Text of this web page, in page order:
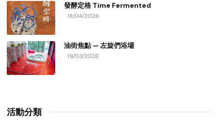
發酵定格 Time Fermented
18/04/2026
油街焦點 — 左旋們浴場
19/03/2026
活動分類